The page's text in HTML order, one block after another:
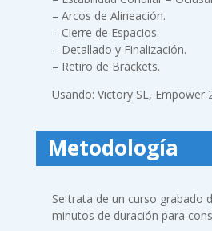
– Arcos de Alineación.
– Cierre de Espacios.
– Detallado y Finalización.
– Retiro de Brackets.
Usando: Victory SL, Empower
Metodología
Se trata de un curso grabado
minutos de duración para